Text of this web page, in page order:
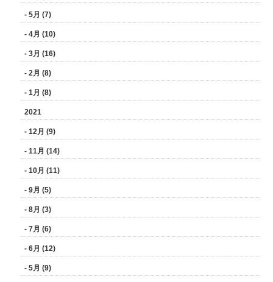
- 5月 (7)
- 4月 (10)
- 3月 (16)
- 2月 (8)
- 1月 (8)
2021
- 12月 (9)
- 11月 (14)
- 10月 (11)
- 9月 (5)
- 8月 (3)
- 7月 (6)
- 6月 (12)
- 5月 (9)